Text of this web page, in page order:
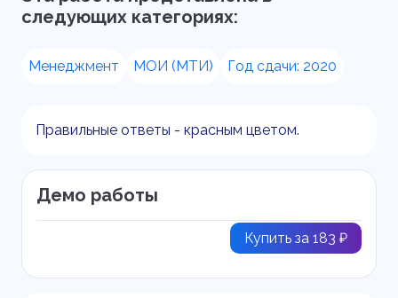
следующих категориях:
Менеджмент МОИ (МТИ) Год сдачи: 2020
Правильные ответы - красным цветом.
Демо работы
Купить за 183 ₽